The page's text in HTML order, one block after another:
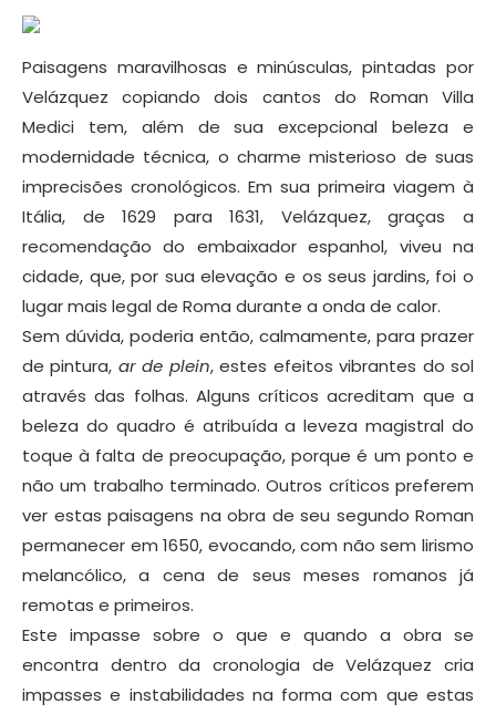
Paisagens maravilhosas e minúsculas, pintadas por
Velázquez copiando dois cantos do Roman Villa
Medici tem, além de sua excepcional beleza e
modernidade técnica, o charme misterioso de suas
imprecisões cronológicos. Em sua primeira viagem à
Itália, de 1629 para 1631, Velázquez, graças a
recomendação do embaixador espanhol, viveu na
cidade, que, por sua elevação e os seus jardins, foi o
lugar mais legal de Roma durante a onda de calor.
Sem dúvida, poderia então, calmamente, para prazer
de pintura, ar de plein, estes efeitos vibrantes do sol
através das folhas. Alguns críticos acreditam que a
beleza do quadro é atribuída a leveza magistral do
toque à falta de preocupação, porque é um ponto e
não um trabalho terminado.Outros críticos preferem
ver estas paisagens na obra de seu segundo Roman
permanecer em 1650, evocando, com não sem lirismo
melancólico, a cena de seus meses romanos já
remotas e primeiros.
Este impasse sobre o que e quando a obra se
encontra dentro da cronologia de Velázquez cria
impasses e instabilidades na forma com que estas